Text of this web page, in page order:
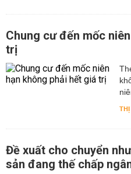
Chung cư đến mốc
trị
Đề xuất cho chuyển
sản đang thế chấp